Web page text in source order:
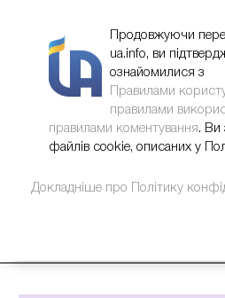
Продовжуючи
ua.info, ви
ознайомилися з
Правилами
правилами
правилами коментування. Ви
файлів cookie, описаних у
Докладніше про Політику